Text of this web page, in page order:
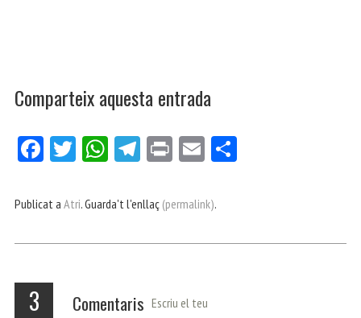
Comparteix aquesta entrada
Fa
bo
Tw
er
W
ts
p
Te
gr
m
Pri E
ail
ei
Publicat a Atri. Guarda't l'enllaç (permalink).
3 Comentaris Escriu el teu